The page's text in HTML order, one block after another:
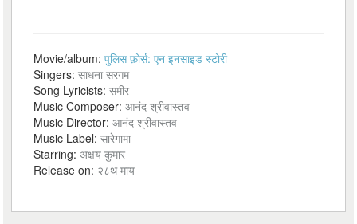
Movie/album:पुलिस फ़ोर्स: एन इनसाइड स्टोरी
Singers:साधना सरगम
Song Lyricists:समीर
Music Composer:आनंद श्रीवास्तव
Music Director:आनंद श्रीवास्तव
Music Label:सारेगामा
Starring:अक्षय कुमार
Release on: २८थ माय